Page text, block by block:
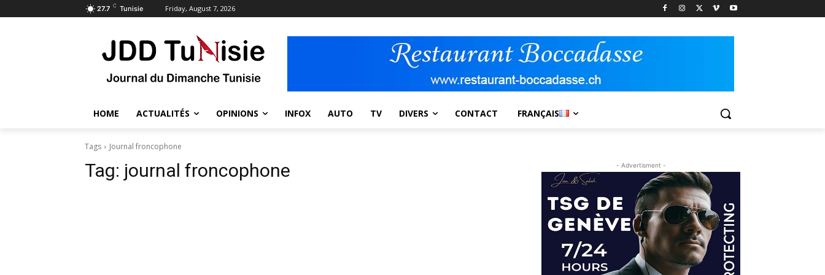
27.7 C Tunisie Friday, August 7, 2026
HOME ACTUALITÉS OPINIONS INFOX AUTO TV DIVERS CONTACT FRANÇAIS
Tags Journal froncophone
Tag: journal froncophone - Advertisment -